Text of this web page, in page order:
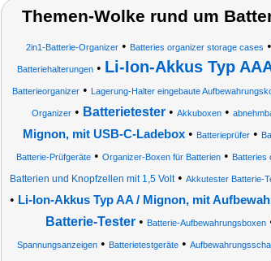
Themen-Wolke rund um
2in1-Batterie-Organizer• Batteries organizer storage cases •
Batteriehalterungen• Li-Ion-Akkus Typ
Batterieorganizer• Lagerung-Halter eingebaute
Organizer• Batterietester• Akkuboxen•
Mignon, mit USB-C-Ladebox• Batterieprüfer•
Batterie-Prüfgeräte • Organizer-Boxen für Batterien • Batteries
Batterien und Knopfzellen mit 1,5 Volt• Akkutester Batterie-
• Li-Ion-Akkus Typ AA / Mignon, mit
Batterie-Tester• Batterie-Aufbewahrungsboxen
Spannungsanzeigen• Batterietestgeräte•